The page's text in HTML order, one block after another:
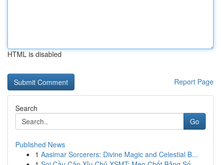
HTML is disabled
Report Page
Search
Go
Published News
1 Aasimar Sorcerers: Divine Magic and Celestial B...